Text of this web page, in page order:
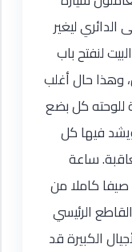
الدائري ليغير
لنفتح باب
وهذا حال أغلب
للوحته كل بضع
فيها كل
ساعة
كاملا من
الرئيسي
الكبيرة قد